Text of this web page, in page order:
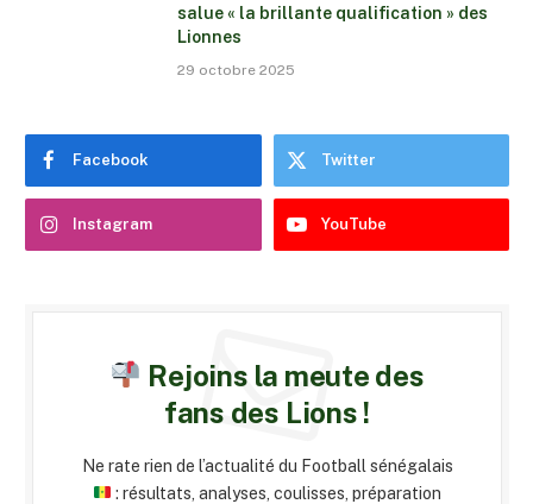
salue « la brillante qualification » des
Lionnes
29 octobre 2025
Facebook Twitter
Instagram YouTube
Rejoins la meute des
fans des Lions !
Ne rate rien de l’actualité du Football sénégalais
: résultats, analyses, coulisses, préparation